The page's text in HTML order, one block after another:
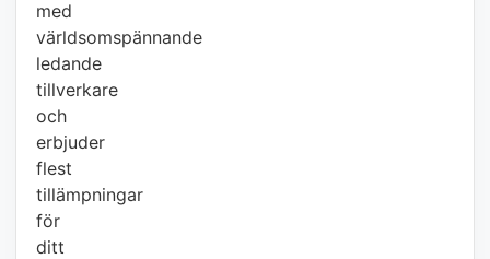
med
världsomspännande
ledande
tillverkare
och
erbjuder
flest
tillämpningar
för
ditt